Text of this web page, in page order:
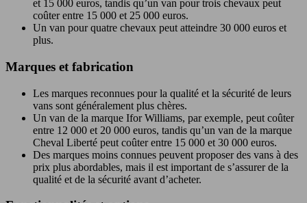
et 15 000 euros, tandis qu’un van pour trois chevaux peut
coûter entre 15 000 et 25 000 euros.
Un van pour quatre chevaux peut atteindre 30 000 euros et
plus.
Marques et fabrication
Les marques reconnues pour la qualité et la sécurité de leurs
vans sont généralement plus chères.
Un van de la marque Ifor Williams, par exemple, peut coûter
entre 12 000 et 20 000 euros, tandis qu’un van de la marque
Cheval Liberté peut coûter entre 15 000 et 30 000 euros.
Des marques moins connues peuvent proposer des vans à des
prix plus abordables, mais il est important de s’assurer de la
qualité et de la sécurité avant d’acheter.